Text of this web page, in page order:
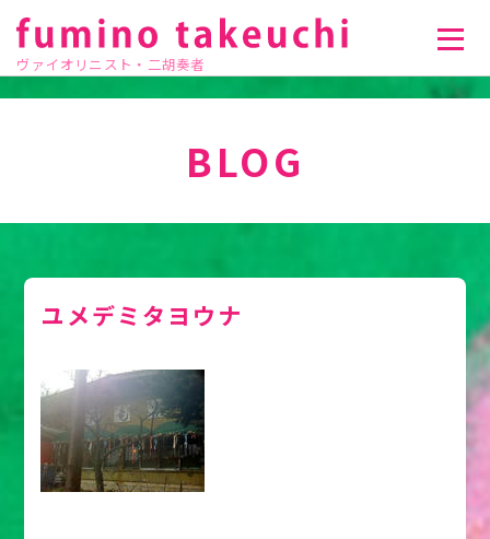
ヴァイオリニスト・二胡奏者
BLOG
ユメデミタヨウナ